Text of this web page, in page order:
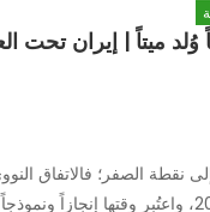
وُلد ميتاً | إيران تحت
نقطة الصفر؛ فالاتفاق
والقوى الدولية عام 2015، واعتُبر وقتها